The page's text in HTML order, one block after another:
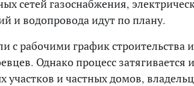
сетей газоснабжения,
и водопровода идут по плану.
с рабочими график строительства
Однако процесс затягивается
участков и частных домов,